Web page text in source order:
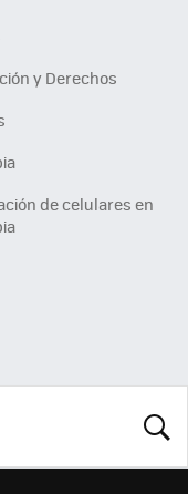
y Derechos
de celulares en